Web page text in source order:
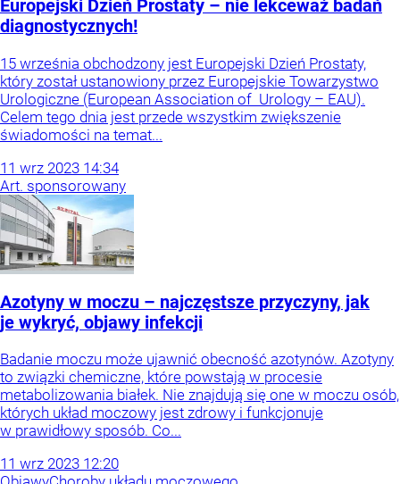
Europejski Dzień Prostaty – nie lekceważ badań
diagnostycznych!
15 września obchodzony jest Europejski Dzień Prostaty,
który został ustanowiony przez Europejskie Towarzystwo
Urologiczne (European Association of Urology – EAU).
Celem tego dnia jest przede wszystkim zwiększenie
świadomości na temat...
11 wrz 2023 14:34
Art. sponsorowany
Azotyny w moczu – najczęstsze przyczyny, jak
je wykryć, objawy infekcji
Badanie moczu może ujawnić obecność azotynów. Azotyny
to związki chemiczne, które powstają w procesie
metabolizowania białek. Nie znajdują się one w moczu osób,
których układ moczowy jest zdrowy i funkcjonuje
w prawidłowy sposób. Co...
11 wrz 2023 12:20